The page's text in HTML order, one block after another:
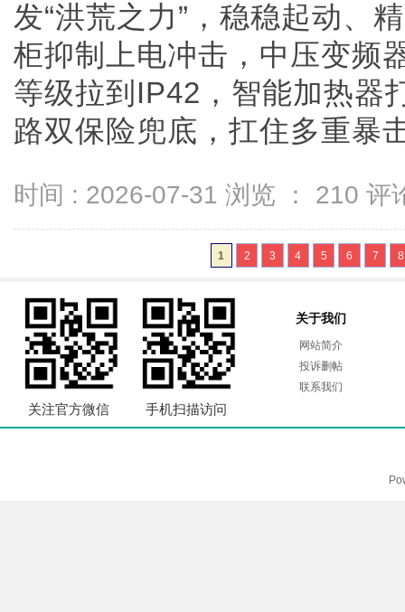
发“洪荒之力”，稳稳起动、
柜抑制上电冲击，中压变频
等级拉到IP42，智能加热器
路双保险兜底，扛住多重暴
时间 : 2026-07-31 浏览 ： 210 评
1 2 3 4 5 6 7 8
关注官方微信 手机扫描访问
关于我们
网站简介
投诉删帖
联系我们